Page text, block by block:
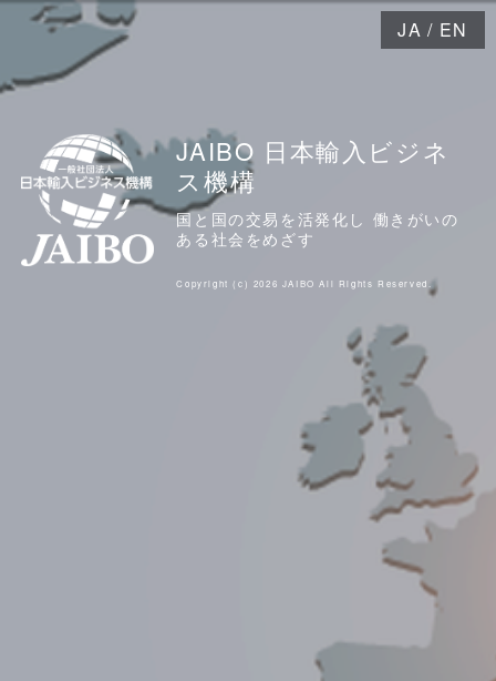
JAIBO 日本輸入ビジネ
ス機構
国と国の交易を活発化し 働きがいの
ある社会をめざす
Copyright (c) 2026 JAIBO All Rights Reserved.
JA / EN